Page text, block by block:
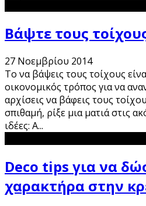
Βάψτε τους
27 Νοεμβρίου 2014
Το να βάψεις τους τοίχους
οικονομικός τρόπος για να
αρχίσεις να βάφεις τους
σπιθαμή, ρίξε μια ματιά στις
ιδέες: Α...
Deco tips για να
χαρακτήρα στην